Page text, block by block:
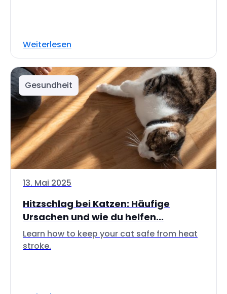
Weiterlesen
Gesundheit
13. Mai 2025
Hitzschlag bei Katzen: Häufige
Ursachen und wie du helfen...
Learn how to keep your cat safe from heat
stroke.